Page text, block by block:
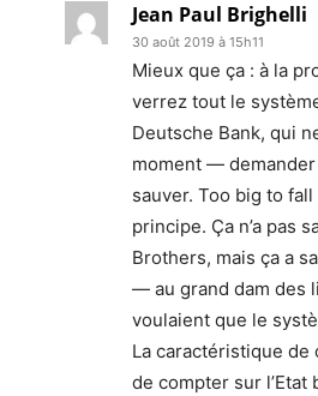
Jean Paul Brighelli
30 août 2019 à 15h11
Mieux que ça : à la
verrez tout le
Deutsche Bank, qui
moment — demander
sauver. Too big to
principe. Ça n’a pas
Brothers, mais ça a
— au grand dam des
voulaient que le
La caractéristique de
de compter sur